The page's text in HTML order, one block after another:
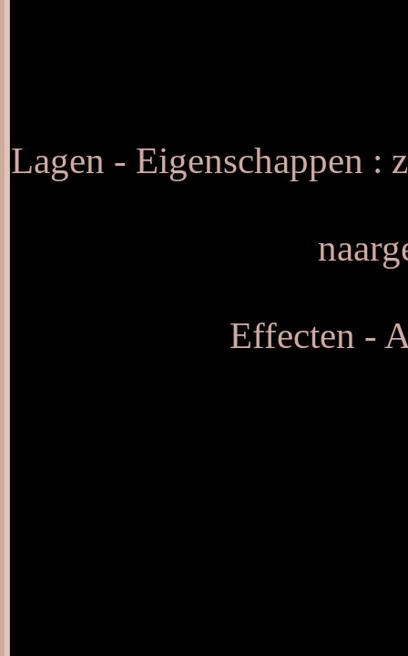
Lagen - Eigenschappen :
Effecten -